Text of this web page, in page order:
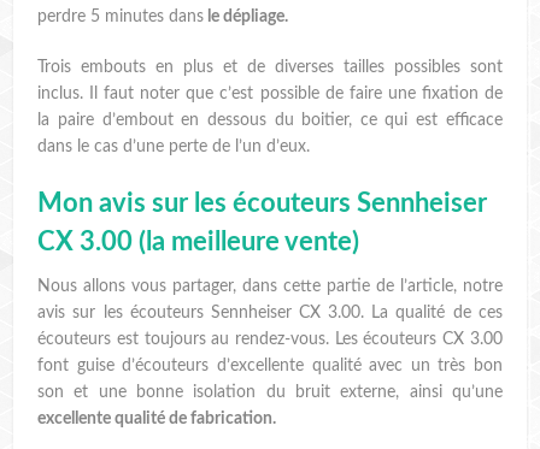
perdre 5 minutes dans le dépliage.
Trois embouts en plus et de diverses tailles possibles sont
inclus. Il faut noter que c’est possible de faire une fixation de
la paire d’embout en dessous du boitier, ce qui est efficace
dans le cas d’une perte de l’un d’eux.
Mon avis sur les écouteurs Sennheiser
CX 3.00 (la meilleure vente)
Nous allons vous partager, dans cette partie de l’article, notre
avis sur les écouteurs Sennheiser CX 3.00. La qualité de ces
écouteurs est toujours au rendez-vous. Les écouteurs CX 3.00
font guise d’écouteurs d’excellente qualité avec un très bon
son et une bonne isolation du bruit externe, ainsi qu’une
excellente qualité de fabrication.